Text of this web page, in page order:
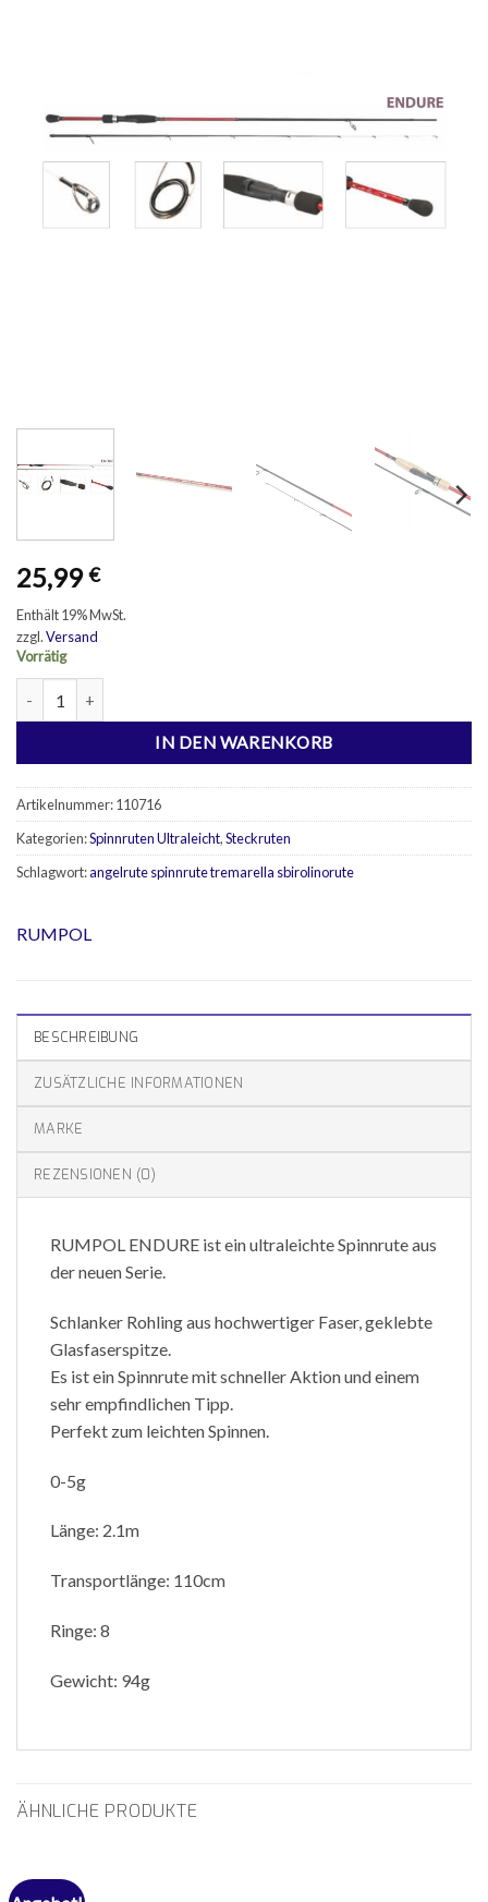
25,99€
Enthält 19% MwSt.
zzgl.Versand
Vorrätig
IN DEN WARENKORB
Artikelnummer:110716
Kategorien:Spinnruten Ultraleicht,Steckruten
Schlagwort:angelrute spinnrute tremarella sbirolinorute
RUMPOL
BESCHREIBUNG
ZUSÄTZLICHE INFORMATIONEN
MARKE
REZENSIONEN (0)
RUMPOL ENDURE ist ein ultraleichte Spinnrute aus
der neuen Serie.
Schlanker Rohling aus hochwertiger Faser, geklebte
Glasfaserspitze.
Es ist ein Spinnrute mit schneller Aktion und einem
sehr empfindlichen Tipp.
Perfekt zum leichten Spinnen.
0-5g
Länge: 2.1m
Transportlänge: 110cm
Ringe: 8
Gewicht: 94g
ÄHNLICHE PRODUKTE